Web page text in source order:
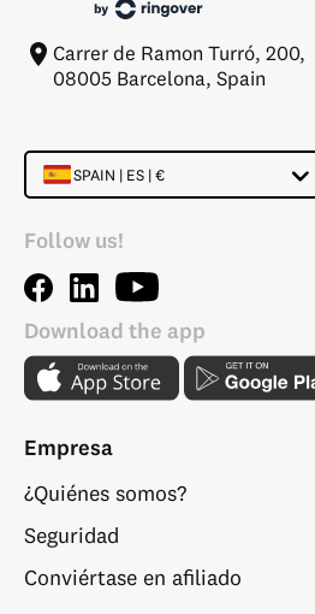
Carrer de Ramon Turró, 200,
08005 Barcelona, Spain
SPAIN | ES | €
Follow us!
Download the app
Empresa
¿Quiénes somos?
Seguridad
Conviértase en afiliado